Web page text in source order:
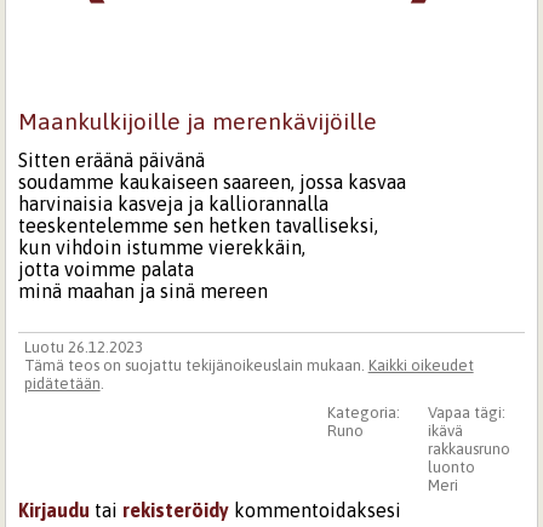
Maankulkijoille ja merenkävijöille
Sitten eräänä päivänä
soudamme kaukaiseen saareen, jossa kasvaa
harvinaisia kasveja ja kalliorannalla
teeskentelemme sen hetken tavalliseksi,
kun vihdoin istumme vierekkäin,
jotta voimme palata
minä maahan ja sinä mereen
Luotu 26.12.2023
Tämä teos on suojattu tekijänoikeuslain mukaan. Kaikki oikeudet
pidätetään.
Vapaa tägi:
ikävä
rakkausruno
luonto
Meri
Kategoria:
Runo
Kirjaudu tai rekisteröidy kommentoidaksesi